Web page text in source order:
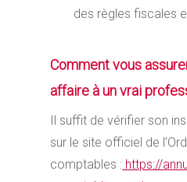
des règles fiscales
Comment vous
affaire à un vrai
Il suffit de vérifier son
sur le site officiel de
comptables : https://